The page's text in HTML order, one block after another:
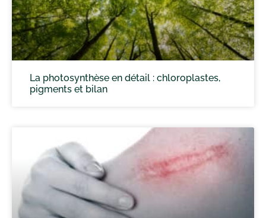
La photosynthèse en détail : chloroplastes,
pigments et bilan